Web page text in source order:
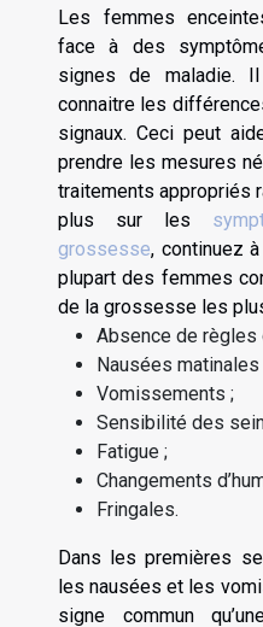
Les femmes
face à des
signes de maladie.
connaitre les
signaux. Ceci peut
prendre les mesures
traitements appropriés
plus sur les
grossesse, continuez
plupart des femmes
de la grossesse les
Absence de règles
Nausées matinales
Vomissements ;
Sensibilité des
Fatigue ;
Changements
Fringales.
Dans les premières
les nausées et les
signe commun